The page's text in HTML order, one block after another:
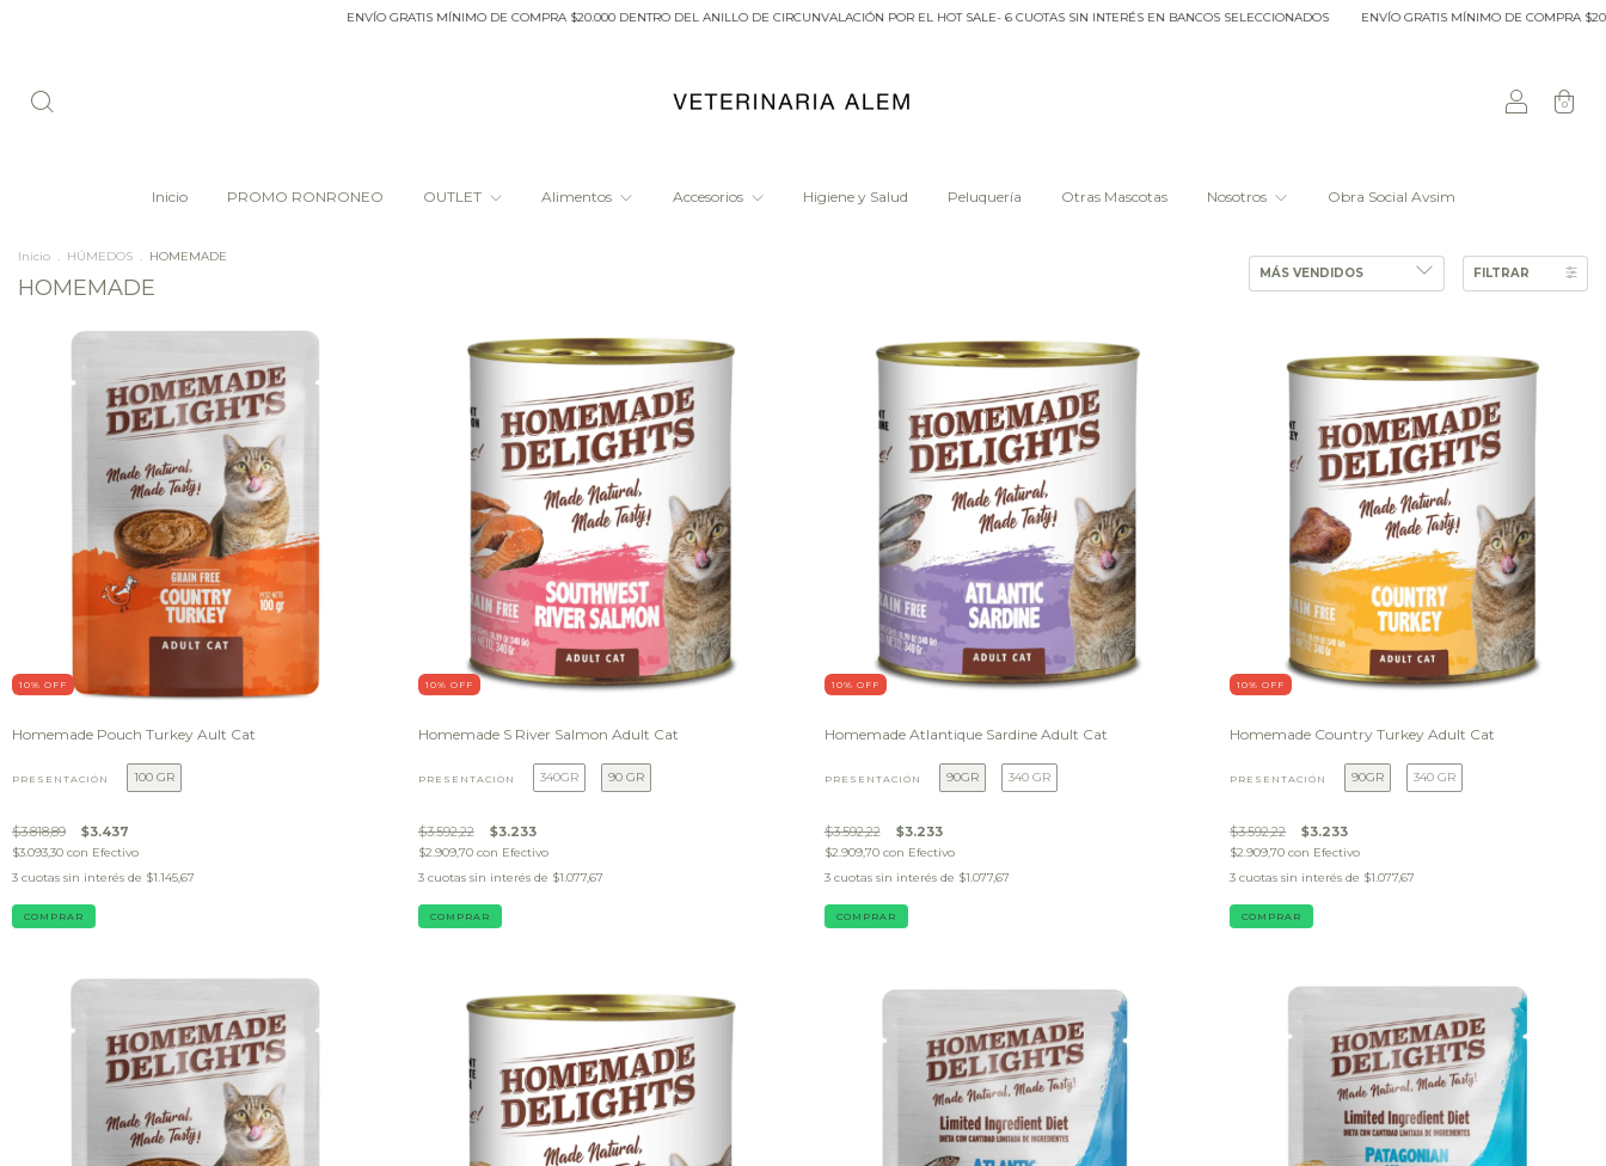
ENVÍO GRATIS MÍNIMO DE COMPRA $20.000 DENTRO DEL ANILLO DE CIRCUNVALACIÓN POR EL HOT SALE- 6 CUOTAS SIN INTERÉS EN BANCOS SELECCIONADOS ENVÍO GRATIS MÍNIMO DE COMPRA $20.000
0
Inicio PROMO RONRONEO OUTLET Alimentos Accesorios Higiene y Salud Peluquería Otras Mascotas Nosotros Obra Social Avsim
Inicio . HÚMEDOS . HOMEMADE
HOMEMADE
FILTRAR
10% OFF
Homemade Pouch Turkey Ault Cat
PRESENTACIÓN 100 GR
$3.818,89 $3.437
$3.093,30 con Efectivo
3 cuotas sin interés de $1.145,67
COMPRAR
10% OFF
Homemade S River Salmon Adult Cat
PRESENTACIÓN 340GR 90 GR
$3.592,22 $3.233
$2.909,70 con Efectivo
3 cuotas sin interés de $1.077,67
COMPRAR
10% OFF
Homemade Atlantique Sardine Adult Cat
PRESENTACIÓN 90GR 340 GR
$3.592,22 $3.233
$2.909,70 con Efectivo
3 cuotas sin interés de $1.077,67
COMPRAR
10% OFF
Homemade Country Turkey Adult Cat
PRESENTACIÓN 90GR 340 GR
$3.592,22 $3.233
$2.909,70con Efectivo
3 cuotas sin interés de $1.077,67
COMPRAR